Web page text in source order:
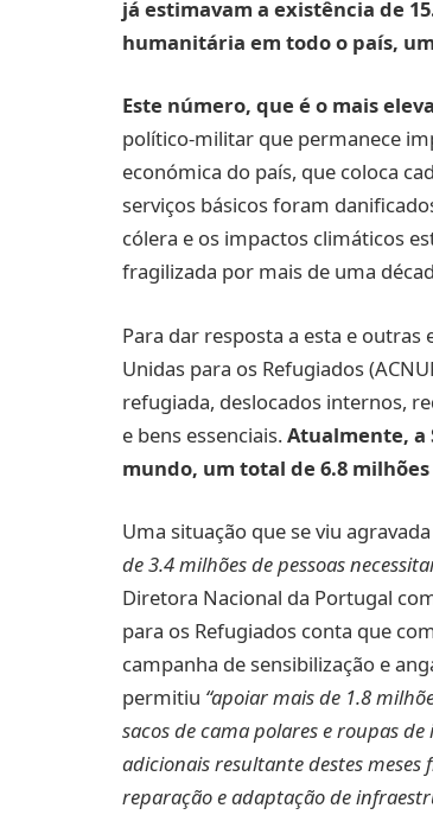
já estimavam a existência de
humanitária em todo o país,
Este número, que é o mais
político-militar que permanece
económica do país, que coloca
serviços básicos foram
cólera e os impactos climáticos
fragilizada por mais de uma
Para dar resposta a esta e
Unidas para os Refugiados
refugiada, deslocados internos,
e bens essenciais.Atualmente, a
mundo, um total de 6.8 milhões
Uma situação que se viu
de 3.4 milhões de pessoas
Diretora Nacional da Portugal
para os Refugiados conta que
campanha de sensibilização e
permitiu “apoiarmais de 1.8
sacos de cama polares e roupas
adicionais resultante destes
reparação e adaptação de